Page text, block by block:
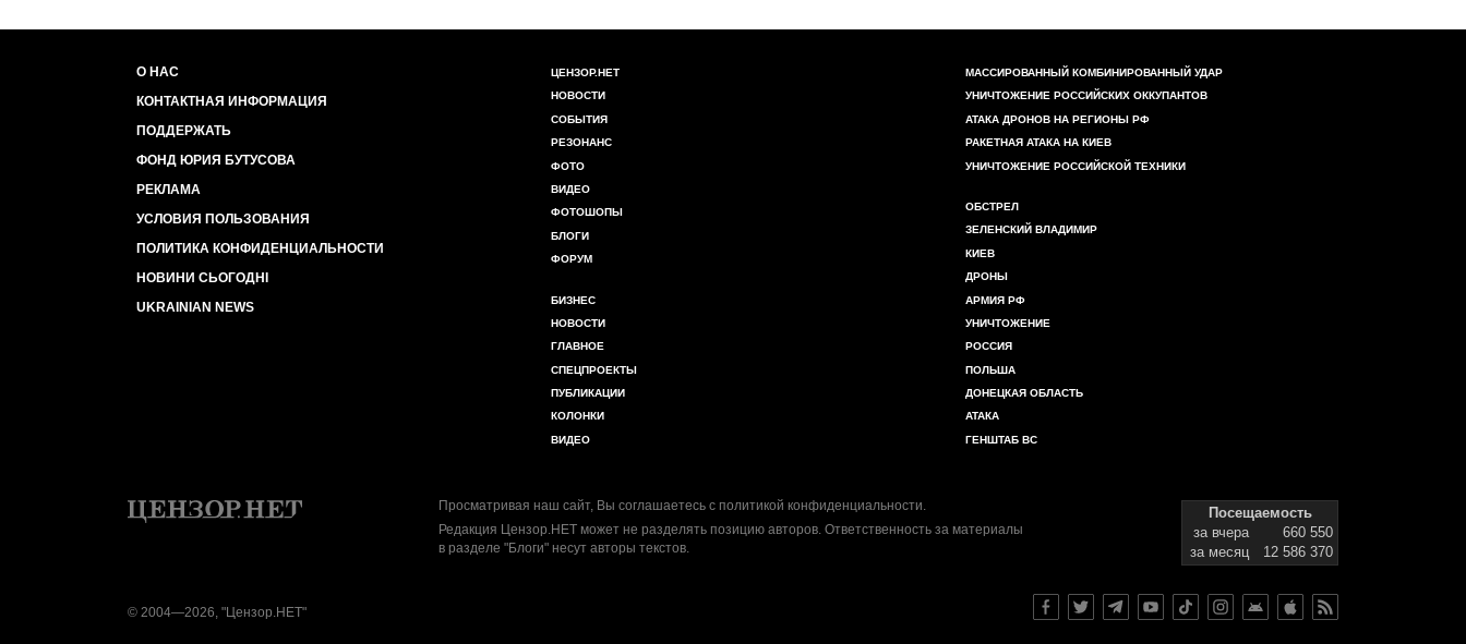
О НАС
КОНТАКТНАЯ ИНФОРМАЦИЯ
ПОДДЕРЖАТЬ
ФОНД ЮРИЯ БУТУСОВА
РЕКЛАМА
УСЛОВИЯ ПОЛЬЗОВАНИЯ
ПОЛИТИКА КОНФИДЕНЦИАЛЬНОСТИ
НОВИНИ СЬОГОДНІ
UKRAINIAN NEWS
ЦЕНЗОР.НЕТ
НОВОСТИ
СОБЫТИЯ
РЕЗОНАНС
ФОТО
ВИДЕО
ФОТОШОПЫ
БЛОГИ
ФОРУМ
БИЗНЕС
НОВОСТИ
ГЛАВНОЕ
СПЕЦПРОЕКТЫ
ПУБЛИКАЦИИ
КОЛОНКИ
ВИДЕО
МАССИРОВАННЫЙ КОМБИНИРОВАННЫЙ УДАР
УНИЧТОЖЕНИЕ РОССИЙСКИХ ОККУПАНТОВ
АТАКА ДРОНОВ НА РЕГИОНЫ РФ
РАКЕТНАЯ АТАКА НА КИЕВ
УНИЧТОЖЕНИЕ РОССИЙСКОЙ ТЕХНИКИ
ОБСТРЕЛ
ЗЕЛЕНСКИЙ ВЛАДИМИР
КИЕВ
ДРОНЫ
АРМИЯ РФ
УНИЧТОЖЕНИЕ
РОССИЯ
ПОЛЬША
ДОНЕЦКАЯ ОБЛАСТЬ
АТАКА
ГЕНШТАБ ВС
Просматривая наш сайт, Вы соглашаетесь с политикой конфиденциальности.
Редакция Цензор.НЕТ может не разделять позицию авторов. Ответственность за материалы
в разделе "Блоги" несут авторы текстов.
Посещаемость
за вчера
660 550
за месяц
12 586 370
© 2004—2026, "Цензор.НЕТ"